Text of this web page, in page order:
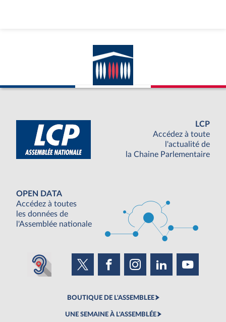
LCP
Accédez à toute
l'actualité de
la Chaine Parlementaire
OPEN DATA
Accédez à toutes
les données de
l'Assemblée nationale
BOUTIQUE DE L'ASSEMBLEE
UNE SEMAINE À L'ASSEMBLÉE